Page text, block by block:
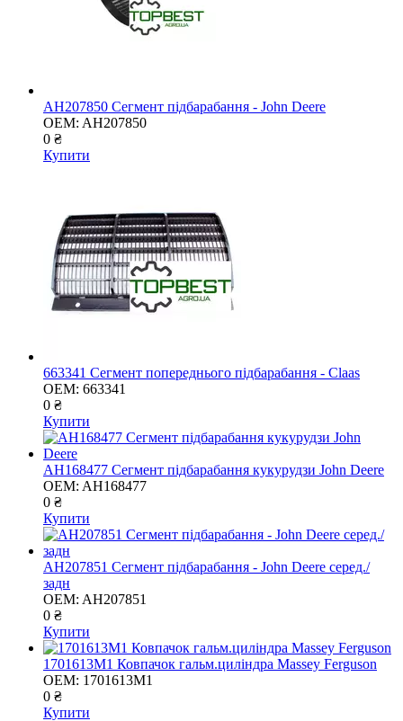
AH207850 Сегмент підбарабання - John Deere
OEM: AH207850
0 ₴
Купити
663341 Сегмент попереднього підбарабання - Claas
OEM: 663341
0 ₴
Купити
AH168477 Сегмент підбарабання кукурудзи John Deere
OEM: AH168477
0 ₴
Купити
AH207851 Сегмент підбарабання - John Deere серед./
задн
OEM: AH207851
0 ₴
Купити
1701613M1 Ковпачок гальм.циліндра Massey Ferguson
OEM: 1701613M1
0 ₴
Купити